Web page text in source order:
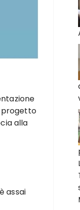
progetto
alla
assai